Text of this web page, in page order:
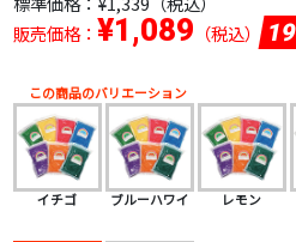
販売価格： ¥1,089 （税込）
この商品のバリエーション
イチゴ ブルーハワイ レモン